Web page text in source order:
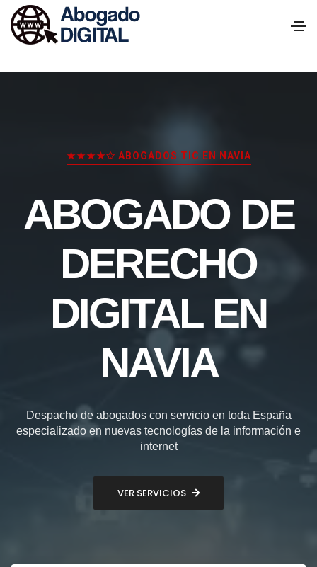
★★★★✩ ABOGADOS TIC EN NAVIA
ABOGADO DE
DERECHO
DIGITAL EN
NAVIA
Despacho de abogados con servicio en toda España
especializado en nuevas tecnologías de la información e
internet
VER SERVICIOS